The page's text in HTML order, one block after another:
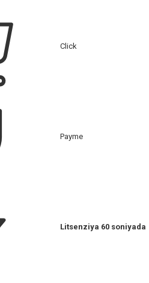
Click
Payme
Litsenziya 60 soniyada